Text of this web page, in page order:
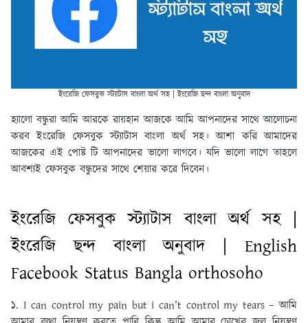
ইংরেজি ফেসবুক স্ট্যাটাস বাংলা অর্থ সহ | ইংরেজি ছন্দ বাংলা অনুবাদ
হ্যালো বন্ধুরা আমি আরকে রায়হান আজকে আমি আপনাদের সাথে আলোচনা
করব ইংরেজি ফেসবুক স্ট্যাটাস বাংলা অর্থ সহ। আশা করি আমাদের
আজকের এই পোষ্ট টি আপনাদের ভালো লাগবে। যদি ভালো লাগে তাহলে
আবশ্যই ফেসবুক বন্ধুদের সাথে শেয়ার করে দিবেন।
ইংরেজি ফেসবুক স্ট্যাটাস বাংলা অর্থ সহ |
ইংরেজি ছন্দ বাংলা অনুবাদ | English
Facebook Status Bangla orthosoho
১. I can control my pain but i can’t control my tears – আমি